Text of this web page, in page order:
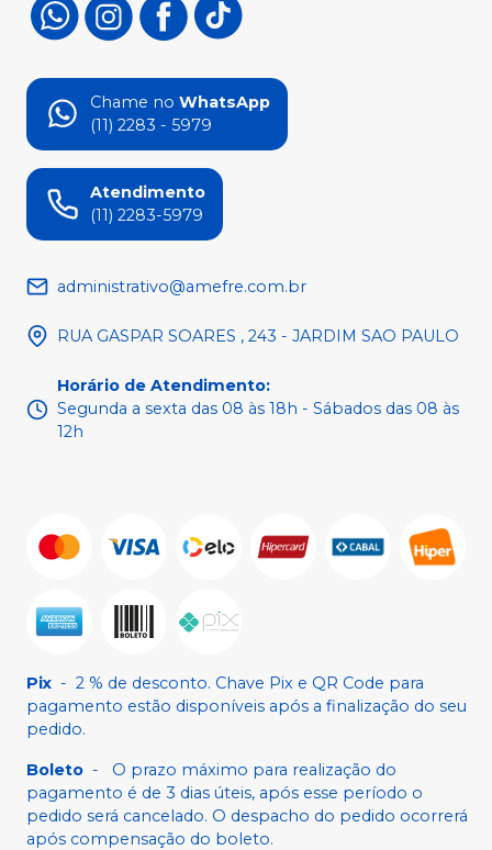
Chame no WhatsApp
(11) 2283 - 5979
Atendimento
(11) 2283-5979
administrativo@amefre.com.br
RUA GASPAR SOARES , 243 - JARDIM SAO PAULO
Horário de Atendimento:
Segunda a sexta das 08 às 18h - Sábados das 08 às
12h
Pix - 2 % de desconto. Chave Pix e QR Code para
pagamento estão disponíveis após a finalização do seu
pedido.
Boleto -
O prazo máximo para realização do
pagamento é de 3 dias úteis, após esse período o
pedido será cancelado. O despacho do pedido ocorrerá
após compensação do boleto.